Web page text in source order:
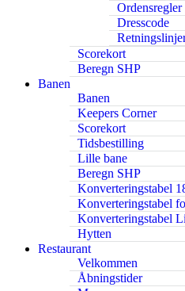
Ordensregler
Dresscode
Scorekort
Beregn SHP
Banen
Banen
Keepers Corner
Scorekort
Tidsbestilling
Lille bane
Beregn SHP
Konverteringstabel
Konverteringstabel
Konverteringstabel
Hytten
Restaurant
Velkommen
Åbningstider